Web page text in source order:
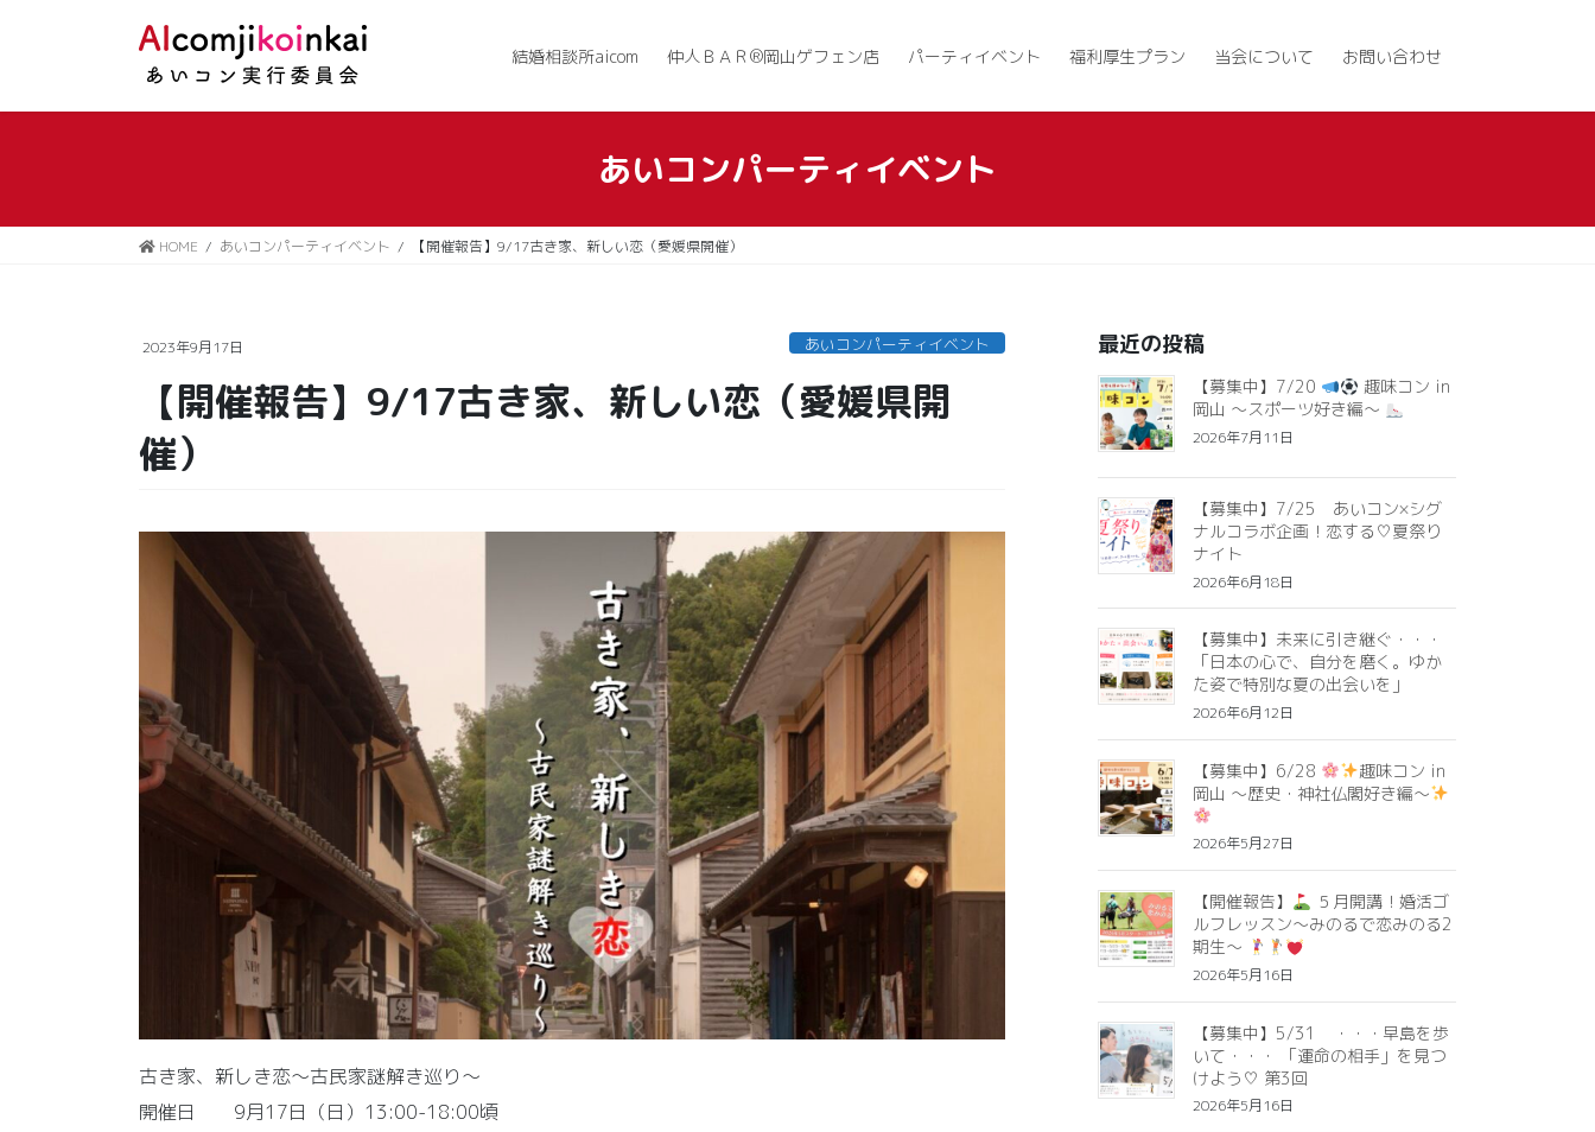
結婚相談所aicom 仲人ＢＡＲ®岡山ゲフェン店 パーティイベント 福利厚生プラン 当会について お問い合わせ
あいコンパーティイベント
HOME あいコンパーティイベント 【開催報告】9/17古き家、新しい恋（愛媛県開催）
2023年9月17日 あいコンパーティイベント
【開催報告】9/17古き家、新しい恋（愛媛県開
催）
古き家、新しき恋～古民家謎解き巡り～
開催日 9月17日（日）13:00-18:00頃
最近の投稿
【募集中】7/20
趣味コン in
岡山 ～スポーツ好き編～
2026年7月11日
【募集中】7/25 あいコン×シグ
ナルコラボ企画！恋する♡夏祭り
ナイト
2026年6月18日
【募集中】未来に引き継ぐ・・・
「日本の心で、自分を磨く。ゆか
た姿で特別な夏の出会いを」
2026年6月12日
【募集中】6/28
趣味コン in
岡山 ～歴史・神社仏閣好き編～
2026年5月27日
【開催報告】
５月開講！婚活ゴ
ルフレッスン～みのるで恋みのる2
期生～
2026年5月16日
【募集中】5/31 ・・・早島を歩
いて・・・ 「運命の相手」を見つ
けよう♡ 第3回
2026年5月16日